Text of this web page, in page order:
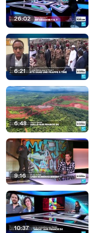
26:02
6:21
6:48
9:16
10:37